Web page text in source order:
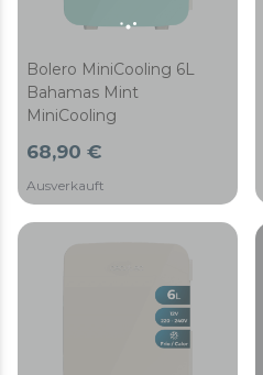
Bolero MiniCooling 6L
Bahamas Mint
MiniCooling
68,90 €
Ausverkauft